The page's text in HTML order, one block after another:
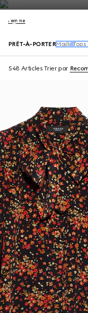
Femme
PRÊT-À-PORTERMaille Tops
548 Articles Trier par